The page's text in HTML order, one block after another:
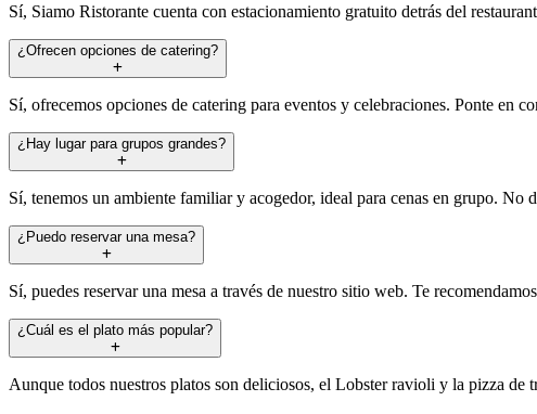
Sí, Siamo Ristorante cuenta con estacionamiento gratuito detrás del
¿Ofrecen opciones de catering?
Sí, ofrecemos opciones de catering para eventos y celebraciones. Ponte en
¿Hay lugar para grupos grandes?
Sí, tenemos un ambiente familiar y acogedor, ideal para cenas en grupo. No
¿Puedo reservar una mesa?
Sí, puedes reservar una mesa a través de nuestro sitio web. Te
¿Cuál es el plato más popular?
Aunque todos nuestros platos son deliciosos, el Lobster ravioli y la pizza de